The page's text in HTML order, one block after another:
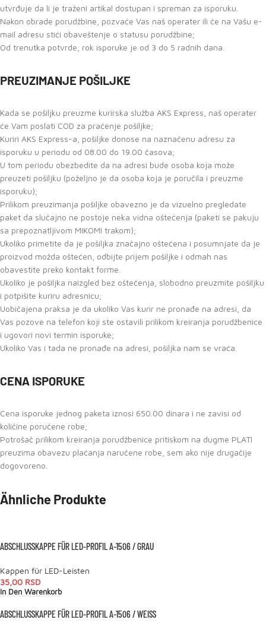
utvrđuje da li je traženi artikal dostupan i spreman za isporuku.
Nakon obrade porudžbine, pozvaće Vas naš operater ili će na Vašu e-
mail adresu stići obaveštenje o statusu porudžbine;
Od trenutka potvrde, rok isporuke je od 3 do 5 radnih dana.
PREUZIMANJE POŠILJKE
Kada se pošiljku preuzme kurirska služba AKS Express, naš operater
će Vam poslati COD za praćenje pošiljke;
Kuriri AKS Express-a, pošiljke donose na naznačenu adresu za
isporuku u periodu od 08.00 do 19.00 časova;
U tom periodu obezbedite da na adresi bude osoba koja može
preuzeti pošiljku (poželjno je da osoba koja je poručila i preuzme
isporuku);
Prilikom preuzimanja pošiljke obavezno je da vizuelno pregledate
paket da slučajno ne postoje neka vidna oštećenja (paketi se pakuju
sa prepoznatljivom MIKOMI trakom);
Ukoliko primetite da je pošiljka značajno oštećena i posumnjate da je
proizvod možda oštećen, odbijte prijem pošiljke i odmah nas
obavestite preko kontakt forme.
Ukoliko je pošiljka naizgled bez oštećenja, slobodno preuzmite pošiljku
i potpišite kuriru adresnicu;
Uobičajena praksa je da ukoliko Vas kurir ne pronađe na adresi, da
Vas pozove na telefon koji ste ostavili prilikom kreiranja porudžbenice
i ugovori novi termin isporuke;
Ukoliko Vas i tada ne pronađe na adresi, pošiljka nam se vraća.
CENA ISPORUKE
Cena isporuke jednog paketa iznosi 650.00 dinara i ne zavisi od
količine poručene robe;
Potrošač prilikom kreiranja porudžbenice pritiskom na dugme PLATI
preuzima obavezu plaćanja naručene robe, sem ako nije drugačije
dogovoreno.
Ähnliche Produkte
ABSCHLUSSKAPPE FÜR LED-PROFIL A-1506 / GRAU
Kappen für LED-Leisten
35,00 RSD
In Den Warenkorb
ABSCHLUSSKAPPE FÜR LED-PROFIL A-1506 / WEISS